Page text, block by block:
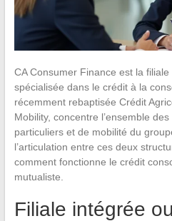
CA Consumer Finance est la
spécialisée dans le crédit à la
récemment rebaptisée Crédit
Mobility, concentre l’ensemble
particuliers et de mobilité du
l’articulation entre ces deux
comment fonctionne le crédit
mutualiste.
Filiale intégrée